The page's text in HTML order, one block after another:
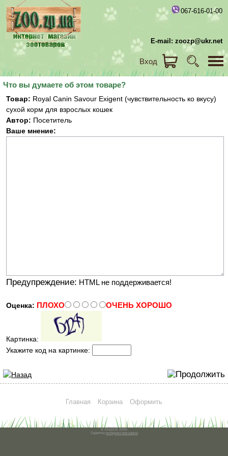
067-616-01-00
E-mail: zoozp@ukr.net
Вход
Что вы думаете об этом товаре?
Товар: Royal Canin Savour Exigent (чувствительность ко вкусу)
сухой корм для взрослых кошек
Автор: Посетитель
Ваше мнение:
Предупреждение: HTML не поддерживается!
Оценка: ПЛОХО ОЧЕНЬ ХОРОШО
Картинка:
Укажите код на картинке:
Главная Корзина Оформить
© ShopOS 2026
Скрипты интернет-магазина